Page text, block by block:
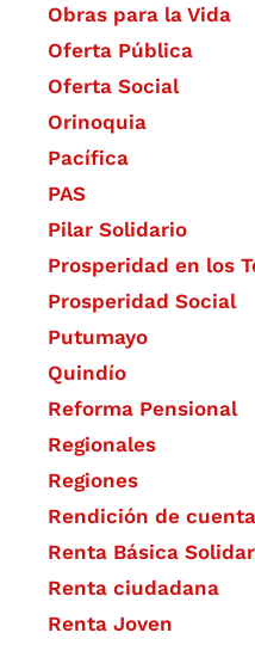
Obras para la Vida
Oferta Pública
Oferta Social​​
Orinoquia
Pacífica
PAS
Pilar Solidario
Prosperidad en los
Prosperidad Social
Putumayo
Quindío
Reforma Pensional
Regionales
Regiones
Rendición de
Renta Básica
Renta ciudadana
Renta Joven